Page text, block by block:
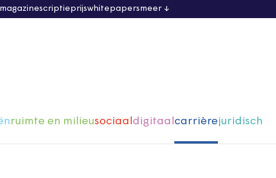
scriptieprijswhitepapersmeer
ruimte en milieusociaaldigitaalcarrièrejuridisch